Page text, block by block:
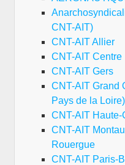
CNT-AIT)
CNT-AIT Allier
CNT-AIT Centre
CNT-AIT Gers
CNT-AIT Grand
Pays de la Loire)
CNT-AIT Haute-
CNT-AIT
Rouergue
CNT-AIT Paris-